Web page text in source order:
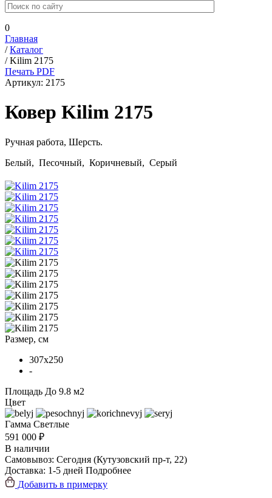
0
Главная
/Каталог
/Kilim 2175
Печать PDF
Артикул: 2175
Ковер Kilim 2175
Ручная работа, Шерсть.
Белый, Песочный, Коричневый, Серый
Размер, см
307x250
-
Площадь До 9.8 м2
Цвет
Гамма Светлые
591 000 ₽
В наличии
Самовывоз: Сегодня (Кутузовский пр-т, 22)
Доставка: 1-5 дней Подробнее
Добавить в примерку